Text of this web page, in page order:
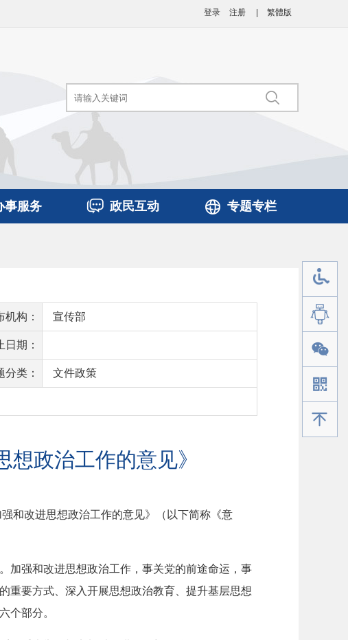
登录 注册 繁體版
事服务 政民互动 专题专栏
机构： 宣传部
日期：
分类： 文件政策
政治工作的意见》
和改进思想政治工作的意见》（以下简称《意
加强和改进思想政治工作，事关党的前途命运，事
重要方式、深入开展思想政治教育、提升基层思想
个部分。
手机版